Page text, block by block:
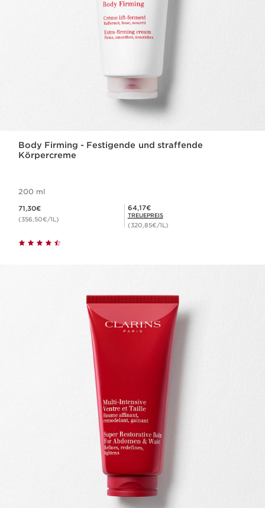
Body Firming - Festigende und straffende
Körpercreme
200 ml
71,30€
(356,50€/1L)
Mitgliederpreis 64,17€
64,17€
TREUEPREIS
(320,85€/1L)